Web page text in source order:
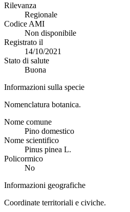
Rilevanza
Regionale
Codice AMI
Non disponibile
Registrato il
14/10/2021
Stato di salute
Buona
Informazioni sulla specie
Nomenclatura botanica.
Nome comune
Pino domestico
Nome scientifico
Pinus pinea L.
Policormico
No
Informazioni geografiche
Coordinate territoriali e civiche.